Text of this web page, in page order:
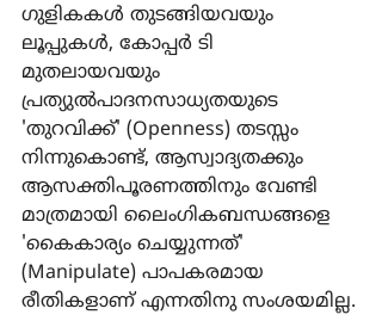
ഗുളികകള്‍ തുടങ്ങിയവയും
ലൂപ്പുകള്‍, കോപ്പര്‍ ടി
മുതലായവയും
പ്രത്യുല്‍പാദനസാധ്യതയുടെ
'തുറവിക്ക്' (Openness) തടസ്സം
നിന്നുകൊണ്ട്, ആസ്വാദ്യതക്കും
ആസക്തിപൂരണത്തിനും വേണ്ടി
മാത്രമായി ലൈംഗികബന്ധങ്ങളെ
'കൈകാര്യം ചെയ്യുന്നത്'
(Manipulate) പാപകരമായ
രീതികളാണ് എന്നതിനു സംശയമില്ല.